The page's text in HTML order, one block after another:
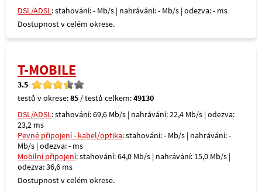
DSL/ADSL: stahování: - Mb/s | nahrávání: - Mb/s | odezva: - ms
Dostupnost v celém okrese.
T-MOBILE
3.5
testů v okrese:85 / testů celkem:49130
DSL/ADSL: stahování: 69,6 Mb/s | nahrávání: 22,4 Mb/s | odezva:
23,2 ms
Pevné připojení - kabel/optika: stahování: - Mb/s | nahrávání: -
Mb/s | odezva: - ms
Mobilní připojení: stahování: 64,0 Mb/s | nahrávání: 15,0 Mb/s |
odezva: 36,6 ms
Dostupnost v celém okrese.